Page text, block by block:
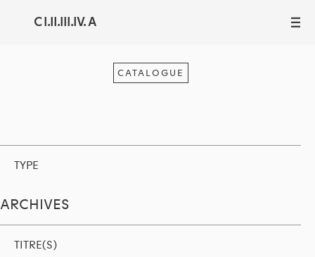
C I.II.III.IV. A III
CATALOGUE
TYPE
ARCHIVES
TITRE(S)